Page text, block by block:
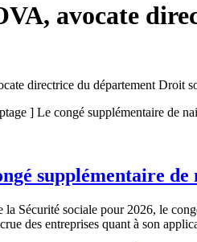
avocate
supplémentaire de
Sécurité sociale pour 2026, le
des entreprises quant à son